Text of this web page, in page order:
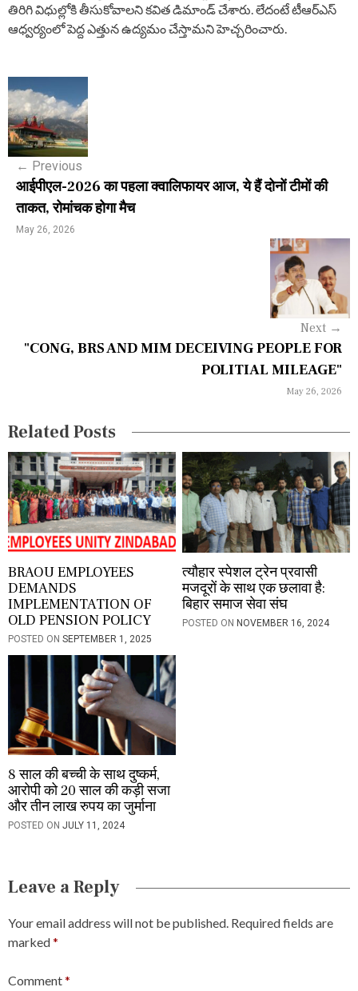
తిరిగి విధుల్లోకి తీసుకోవాలని కవిత డిమాండ్ చేశారు. లేదంటే టీఆర్ఎస్
ఆధ్వర్యంలో పెద్ద ఎత్తున ఉద్యమం చేస్తామని హెచ్చరించారు.
P
o
s
n
a
o
n
← Previous
आईपीएल-2026 का पहला क्वालिफायर आज, ये हैं दोनों टीमों की
ताकत, रोमांचक होगा मैच
May 26, 2026
Next →
"CONG, BRS AND MIM DECEIVING PEOPLE FOR
POLITIAL MILEAGE"
May 26, 2026
Related Posts
BRAOU EMPLOYEES
DEMANDS
IMPLEMENTATION OF
OLD PENSION POLICY
POSTED ON SEPTEMBER 1, 2025
त्यौहार स्पेशल ट्रेन प्रवासी
मजदूरों के साथ एक छलावा है:
बिहार समाज सेवा संघ
POSTED ON NOVEMBER 16, 2024
8 साल की बच्ची के साथ दुष्कर्म,
आरोपी को 20 साल की कड़ी सजा
और तीन लाख रुपय का जुर्माना
POSTED ON JULY 11, 2024
Leave a Reply
Your email address will not be published. Required fields are
marked*
Comment*